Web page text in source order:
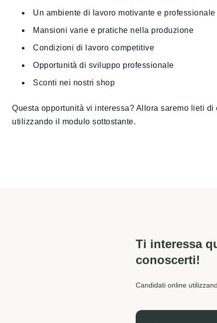
Un ambiente di lavoro motivante e professionale
Mansioni varie e pratiche nella produzione
Condizioni di lavoro competitive
Opportunità di sviluppo professionale
Sconti nei nostri shop
Questa opportunità vi interessa? Allora saremo lieti
utilizzando il modulo sottostante.
Ti interessa
conoscerti!
Candidati online